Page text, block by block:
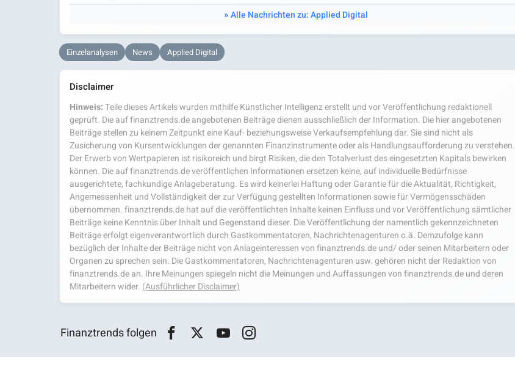
Alle Nachrichten zu: Applied Digital
Einzelanalysen News Applied Digital
Disclaimer
Hinweis:Teile dieses Artikels wurden mithilfe Künstlicher Intelligenz erstellt und vor Veröffentlichung redaktionell
geprüft. Die auf finanztrends.de angebotenen Beiträge dienen ausschließlich der Information. Die hier angebotenen
Beiträge stellen zu keinem Zeitpunkt eine Kauf- beziehungsweise Verkaufsempfehlung dar. Sie sind nicht als
Zusicherung von Kursentwicklungen der genannten Finanzinstrumente oder als Handlungsaufforderung zu verstehen.
Der Erwerb von Wertpapieren ist risikoreich und birgt Risiken, die den Totalverlust des eingesetzten Kapitals bewirken
können. Die auf finanztrends.de veröffentlichen Informationen ersetzen keine, auf individuelle Bedürfnisse
ausgerichtete, fachkundige Anlageberatung. Es wird keinerlei Haftung oder Garantie für die Aktualität, Richtigkeit,
Angemessenheit und Vollständigkeit der zur Verfügung gestellten Informationen sowie für Vermögensschäden
übernommen. finanztrends.de hat auf die veröffentlichten Inhalte keinen Einfluss und vor Veröffentlichung sämtlicher
Beiträge keine Kenntnis über Inhalt und Gegenstand dieser. Die Veröffentlichung der namentlich gekennzeichneten
Beiträge erfolgt eigenverantwortlich durch Gastkommentatoren, Nachrichtenagenturen o.ä. Demzufolge kann
bezüglich der Inhalte der Beiträge nicht von Anlageinteressen von finanztrends.de und/ oder seinen Mitarbeitern oder
Organen zu sprechen sein. Die Gastkommentatoren, Nachrichtenagenturen usw. gehören nicht der Redaktion von
finanztrends.de an. Ihre Meinungen spiegeln nicht die Meinungen und Auffassungen von finanztrends.de und deren
Mitarbeitern wider. (Ausführlicher Disclaimer)
Finanztrends folgen